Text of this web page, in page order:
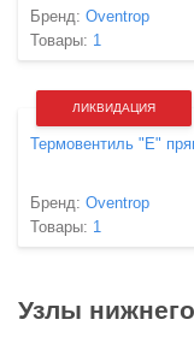
Бренд: Oventrop
Товары: 1
ЛИКВИДАЦИЯ
Термовентиль "E"
Бренд: Oventrop
Товары: 1
Узлы